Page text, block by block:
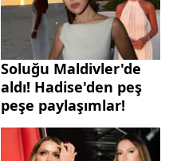
Soluğu Maldivler'de
aldı! Hadise'den peş
peşe paylaşımlar!